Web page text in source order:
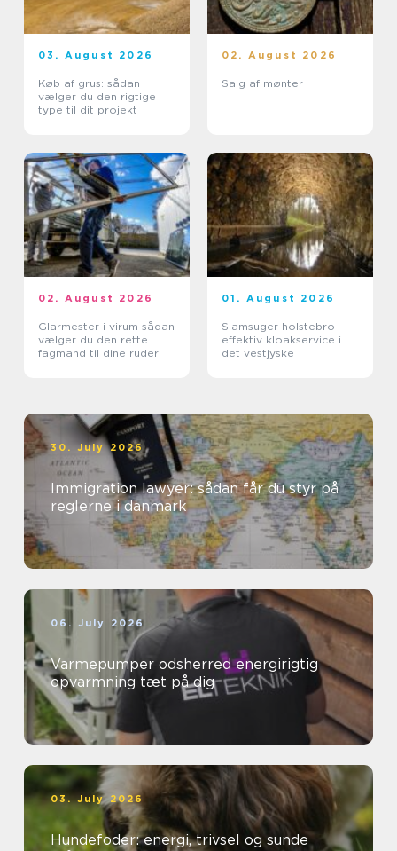
03. August 2026
Køb af grus: sådan
vælger du den rigtige
type til dit projekt
02. August 2026
Salg af mønter
02. August 2026
Glarmester i virum sådan
vælger du den rette
fagmand til dine ruder
01. August 2026
Slamsuger holstebro
effektiv kloakservice i
det vestjyske
30. July 2026
Immigration lawyer: sådan får du styr på
reglerne i danmark
06. July 2026
Varmepumper odsherred energirigtig
opvarmning tæt på dig
03. July 2026
Hundefoder: energi, trivsel og sunde